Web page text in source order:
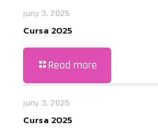
juny 3, 2025
Cursa 2025
Read more
juny 3, 2025
Cursa 2025